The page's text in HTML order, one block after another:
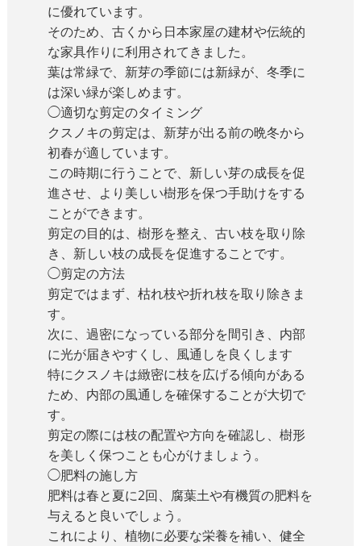
に優れています。
そのため、古くから日本家屋の建材や伝統的
な家具作りに利用されてきました。
葉は常緑で、新芽の季節には新緑が、冬季に
は深い緑が楽しめます。
◯適切な剪定のタイミング
クスノキの剪定は、新芽が出る前の晩冬から
初春が適しています。
この時期に行うことで、新しい芽の成長を促
進させ、より美しい樹形を保つ手助けをする
ことができます。
剪定の目的は、樹形を整え、古い枝を取り除
き、新しい枝の成長を促進することです。
◯剪定の方法
剪定ではまず、枯れ枝や折れ枝を取り除きま
す。
次に、過密になっている部分を間引き、内部
に光が届きやすくし、風通しを良くします
特にクスノキは緻密に枝を広げる傾向がある
ため、内部の風通しを確保することが大切で
す。
剪定の際には枝の配置や方向を確認し、樹形
を美しく保つことも心がけましょう。
◯肥料の施し方
肥料は春と夏に2回、腐葉土や有機質の肥料を
与えると良いでしょう。
これにより、植物に必要な栄養を補い、健全